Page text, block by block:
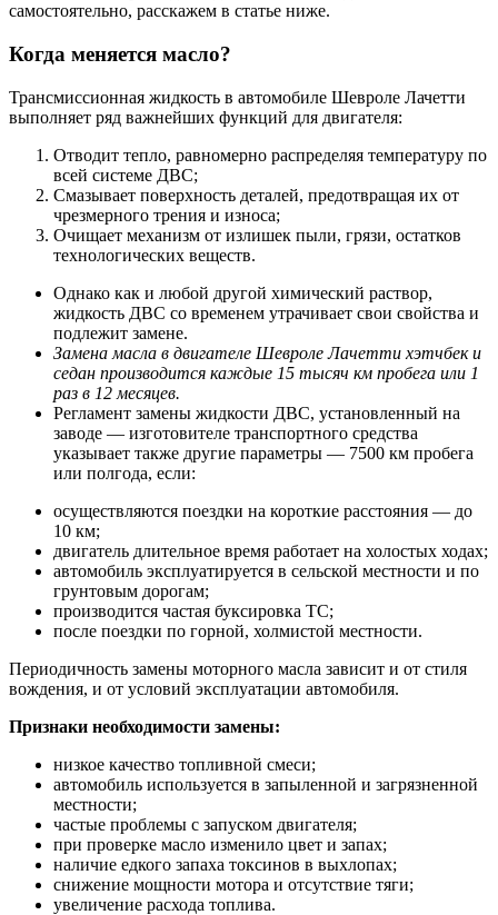
самостоятельно, расскажем в статье ниже.
Когда меняется масло?
Трансмиссионная жидкость в автомобиле Шевроле Лачетти
выполняет ряд важнейших функций для двигателя:
Отводит тепло, равномерно распределяя температуру по
всей системе ДВС;
Смазывает поверхность деталей, предотвращая их от
чрезмерного трения и износа;
Очищает механизм от излишек пыли, грязи, остатков
технологических веществ.
Однако как и любой другой химический раствор,
жидкость ДВС со временем утрачивает свои свойства и
подлежит замене.
Замена масла в двигателе Шевроле Лачетти хэтчбек и
седан производится каждые 15 тысяч км пробега или 1
раз в 12 месяцев.
Регламент замены жидкости ДВС, установленный на
заводе — изготовителе транспортного средства
указывает также другие параметры — 7500 км пробега
или полгода, если:
осуществляются поездки на короткие расстояния — до
10 км;
двигатель длительное время работает на холостых ходах;
автомобиль эксплуатируется в сельской местности и по
грунтовым дорогам;
производится частая буксировка ТС;
после поездки по горной, холмистой местности.
Периодичность замены моторного масла зависит и от стиля
вождения, и от условий эксплуатации автомобиля.
Признаки необходимости замены:
низкое качество топливной смеси;
автомобиль используется в запыленной и загрязненной
местности;
частые проблемы с запуском двигателя;
при проверке масло изменило цвет и запах;
наличие едкого запаха токсинов в выхлопах;
снижение мощности мотора и отсутствие тяги;
увеличение расхода топлива.